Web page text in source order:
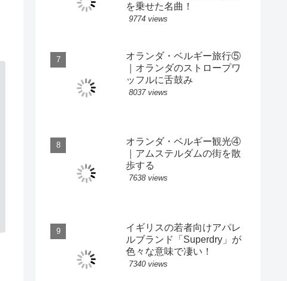
を乗せた名曲！
9774 views
オランダ・ベルギー旅行⑤
｜オランダのストロープワ
ッフルに舌鼓み
8037 views
オランダ・ベルギー観光④
｜アムステルダムの街を散
歩する
7638 views
イギリスの若者向けアパレ
ルブランド「Superdry」が
色々な意味で凄い！
7340 views